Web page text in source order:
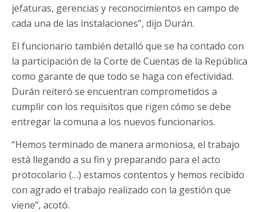
jefaturas, gerencias y reconocimientos en campo de
cada una de las instalaciones”, dijo Durán.
El funcionario también detalló que se ha contado con
la participación de la Corte de Cuentas de la República
como garante de que todo se haga con efectividad.
Durán reiteró se encuentran comprometidos a
cumplir con los requisitos que rigen cómo se debe
entregar la comuna a los nuevos funcionarios.
“Hemos terminado de manera armoniosa, el trabajo
está llegando a su fin y preparando para el acto
protocolario (…) estamos contentos y hemos recibido
con agrado el trabajo realizado con la gestión que
viene”, acotó.